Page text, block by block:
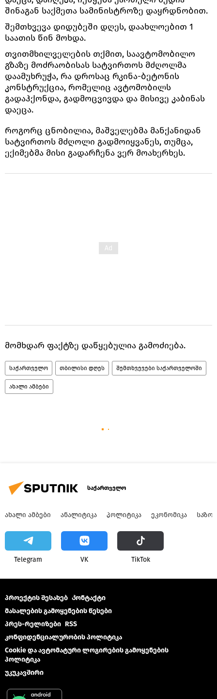
შინაგან საქმეთა სამინისტროზე დაყრდნობით.
შემთხვევა დიდუბეში დღეს, დაახლოებით 1
საათის წინ მოხდა.
თვითმხილველების თქმით, საავტომობილო
გზაზე მოძრაობისას სატვირთოს მძღოლმა
დაამუხრუჭა, რა დროსაც რკინა-ბეტონის
კონსტრუქცია, რომელიც ავტომობილს
გადაჰქონდა, გადმოცვივდა და მისივე კაბინას
დაეცა.
როგორც ცნობილია, მაშველებმა მანქანიდან
სატვირთოს მძღოლი გადმოიყვანეს, თუმცა,
ექიმებმა მისი გადარჩენა ვერ მოახერხეს.
მომხდარ ფაქტზე დაწყებულია გამოძიება.
საქართველო თბილისი დღეს შემთხვევები საქართველოში
ახალი ამბები
საქართველო
ᲐᲮᲐᲚᲘ ᲐᲛᲑᲔᲑᲘ ᲐᲜᲐᲚᲘᲢᲘᲙᲐ ᲞᲝᲚᲘᲢᲘᲙᲐ ᲔᲙᲝᲜᲝᲛᲘᲙᲐ
Telegram VK ТikТоk
პროექტის შესახებ Კონტაქტი
მასალების გამოყენების წესები
პრეს-რელიზები RSS
კონფიდენციალურობის პოლიტიკა
Cookie და ავტომატური ლოგირების გამოყენების
პოლიტიკა
უკუკავშირი